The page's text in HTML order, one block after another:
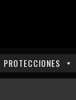
PROTECCIONES